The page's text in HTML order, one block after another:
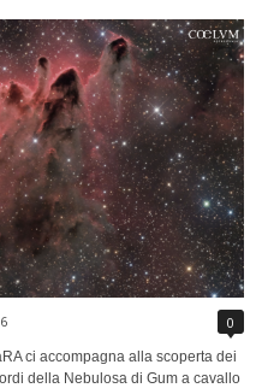
0
ci accompagna alla scoperta dei
della Nebulosa di Gum a cavallo